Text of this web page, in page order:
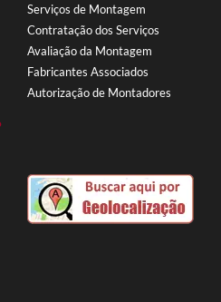
Serviços de Montagem
Contratação dos Serviços
Avaliação da Montagem
Fabricantes Associados
Autorização de Montadores